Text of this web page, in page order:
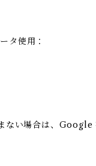
タ使用：
い場合は、